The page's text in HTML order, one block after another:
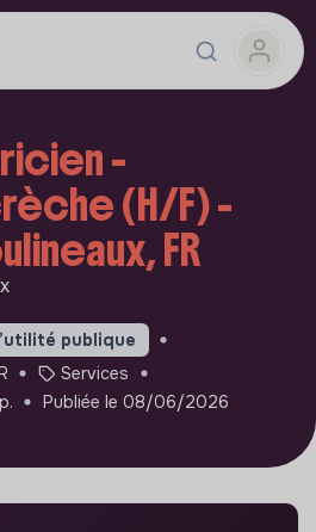
-
(H/F) -
FR
publique
Services
Publiée le 08/06/2026